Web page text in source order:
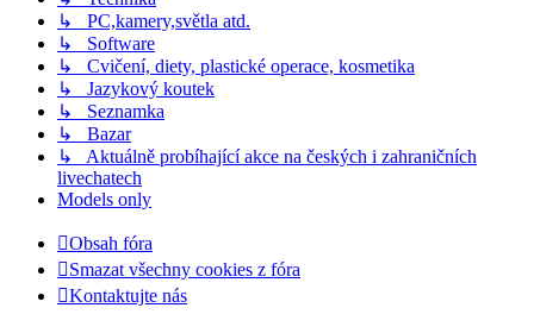
↳ PC,kamery,světla atd.
↳ Software
↳ Cvičení, diety, plastické operace, kosmetika
↳ Jazykový koutek
↳ Seznamka
↳ Bazar
↳ Aktuálně probíhající akce na českých i zahraničních
livechatech
Models only
Obsah fóra
Smazat všechny cookies z fóra
Kontaktujte nás